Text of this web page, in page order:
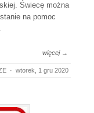
Świecę można
na pomoc
więcej →
· wtorek, 1 gru 2020